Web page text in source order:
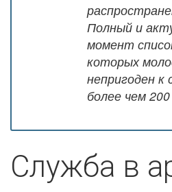
Полный и
момент
которых
непригоден к
более чем
Служба в